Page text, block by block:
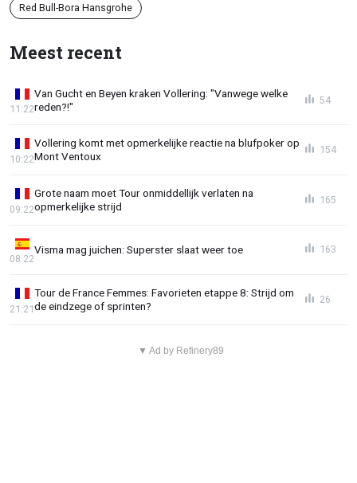
Red Bull-Bora Hansgrohe
Meest recent
Van Gucht en Beyen kraken Vollering: "Vanwege welke
reden?!"
11:22
54
Vollering komt met opmerkelijke reactie na blufpoker op
Mont Ventoux
10:22
154
Grote naam moet Tour onmiddellijk verlaten na
opmerkelijke strijd
09:22
165
Visma mag juichen: Superster slaat weer toe
08:22
163
Tour de France Femmes: Favorieten etappe 8: Strijd om
de eindzege of sprinten?
21:21
26
▼ Ad by Refinery89